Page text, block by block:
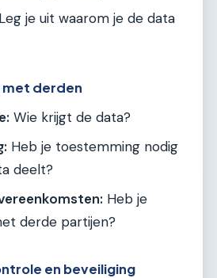
Leg je uit waarom je de data
derden
Wie krijgt de data?
Heb je toestemming nodig
deelt?
Heb je
derde partijen?
en beveiliging